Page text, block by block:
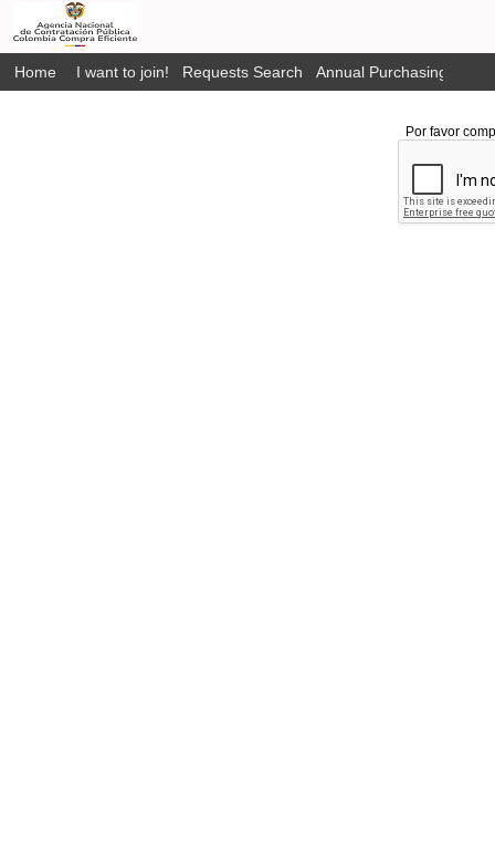
Home I want to join! Requests Search Annual Purchasing Plan
Por favor